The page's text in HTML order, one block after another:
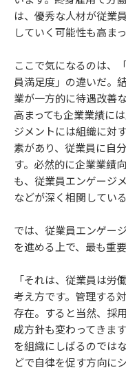
は、優秀な人材が従業
していく可能性も高ま
ここで気になるのは、
員満足度」の違いだ。
業が一方的に待遇改善
高まっても企業業績に
ジメントには組織に対
素があり、従業員に自
す。必然的に企業業績
も、従業員エンゲージ
などが深く相関してい
では、従業員エンゲー
を進める上で、最も重
「それは、従業員は労
考え方です。管理する
存在。すると当然、採
成方針も変わってきま
を組織にしばるのでは
どで自律を促す方向に